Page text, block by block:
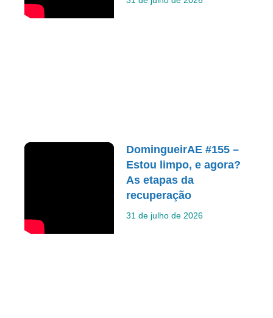
DomingueirAE #155 –
Estou limpo, e agora?
As etapas da
recuperação
31 de julho de 2026